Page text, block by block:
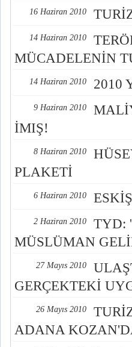
16 Haziran 2010
14 Haziran 2010
MÜCADELENİN
14 Haziran 2010 2010
9 Haziran 2010
İMIŞ!
8 Haziran 2010
PLAKETİ
6 Haziran 2010
2 Haziran 2010
TYD:
MÜSLÜMAN
27 Mayıs 2010
GERÇEKTEKİ
26 Mayıs 2010
ADANA